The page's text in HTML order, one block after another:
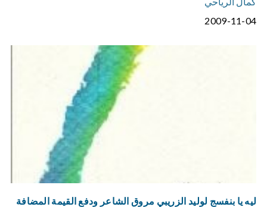
2009-11-04
ليه يا بنفسج لوليد الزريبي مروق الشاعر ودفع القيمة المضافة